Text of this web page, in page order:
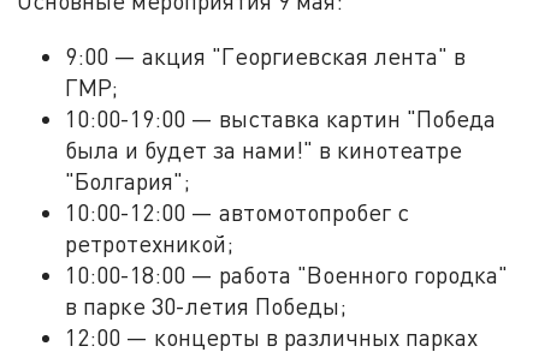
9:00 — акция "Георгиевская лента" в
ГМР;
10:00-19:00 — выставка картин "Победа
была и будет за нами!" в кинотеатре
"Болгария";
10:00-12:00 — автомотопробег с
ретротехникой;
10:00-18:00 — работа "Военного городка"
в парке 30-летия Победы;
12:00 — концерты в различных парках